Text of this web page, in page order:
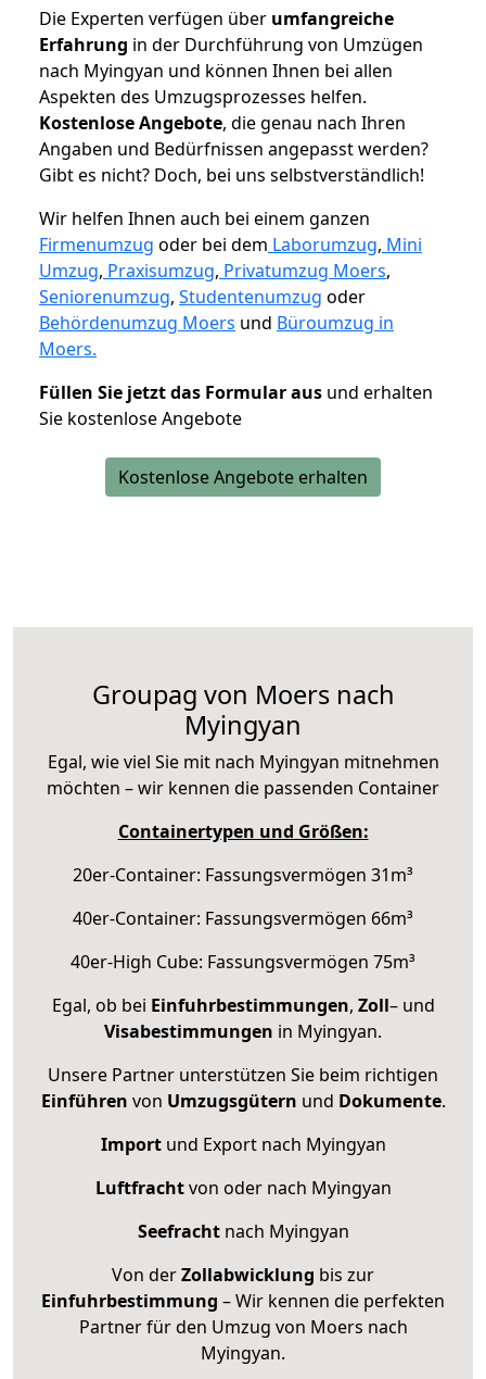
Die Experten verfügen über umfangreiche
Erfahrung in der Durchführung von Umzügen
nach Myingyan und können Ihnen bei allen
Aspekten des Umzugsprozesses helfen.
Kostenlose Angebote, die genau nach Ihren
Angaben und Bedürfnissen angepasst werden?
Gibt es nicht? Doch, bei uns selbstverständlich!
Wir helfen Ihnen auch bei einem ganzen
Firmenumzug oder bei dem Laborumzug, Mini
Umzug, Praxisumzug, Privatumzug Moers,
Seniorenumzug, Studentenumzug oder
Behördenumzug Moers und Büroumzug in
Moers.
Füllen Sie jetzt das Formular aus und erhalten
Sie kostenlose Angebote
Kostenlose Angebote erhalten
Groupag von Moers nach
Myingyan
Egal, wie viel Sie mit nach Myingyan mitnehmen
möchten – wir kennen die passenden Container
Containertypen und Größen:
20er-Container: Fassungsvermögen 31m³
40er-Container: Fassungsvermögen 66m³
40er-High Cube: Fassungsvermögen 75m³
Egal, ob bei Einfuhrbestimmungen, Zoll– und
Visabestimmungen in Myingyan.
Unsere Partner unterstützen Sie beim richtigen
Einführen von Umzugsgütern und Dokumente.
Importund Export nach Myingyan
Luftfrachtvon oder nach Myingyan
Seefrachtnach Myingyan
Von derZollabwicklung bis zur
Einfuhrbestimmung – Wir kennen die perfekten
Partner für den Umzug von Moers nach
Myingyan.